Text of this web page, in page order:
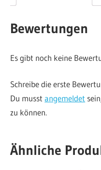
Bewertungen
Es gibt noch keine
Schreibe die erste
Du musstangemeldet
zu können.
Ähnliche